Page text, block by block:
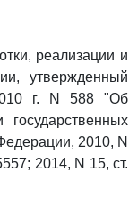
реализации и
утвержденный
г. N 588 "Об
2010, N
2014, N 15, ст.